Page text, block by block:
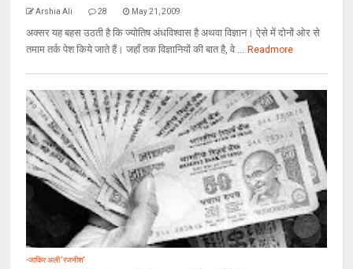
Arshia Ali 28 May 21, 2009
अक्सर यह बहस उठती है कि ज्योतिष अंधविश्वास है अथवा विज्ञान। ऐसे में दोनों ओर से
तमाम तर्क पेश किये जाते हैं। जहाँ तक विज्ञानियों की बात है, वे ... Readmore
-जाकिर अली ‘रजनीश’